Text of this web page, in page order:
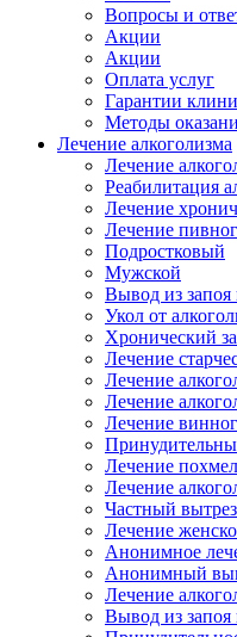
Вопросы и
Акции
Акции
Оплата услуг
Гарантии
Методы
Лечение алкоголизма
Лечение
Реабилитация
Лечение
Лечение
Подростковый
Мужской
Вывод из запоя
Укол от
Хронический
Лечение
Лечение
Лечение
Лечение
Лечение
Лечение
Частный
Лечение
Анонимное
Анонимный
Лечение
Вывод из запоя